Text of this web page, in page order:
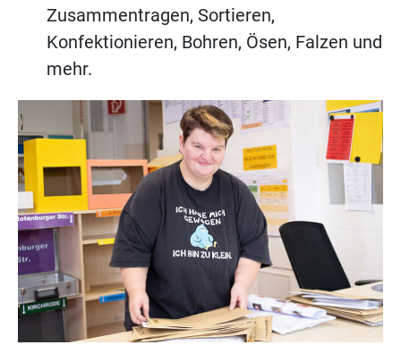
Zusammentragen, Sortieren,
Konfektionieren, Bohren, Ösen, Falzen und
mehr.